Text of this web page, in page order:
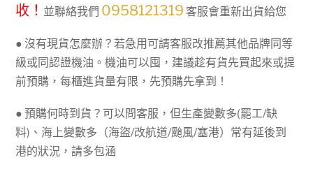
收！ 並聯絡我們 0958121319 客服會重新出貨給您
● 沒有現貨怎麼辦？若急用可請客服改推薦其他品牌同等
級或同認證機油。機油可以囤，建議趁有貨先買起來或提
前預購，每櫃進貨量有限，先預購先拿到！
● 預購何時到貨？可以問客服，但生產變數多(罷工/缺
料)、海上變數多（海盜/改航道/颱風/塞港）常有延後到
港的狀況，請多包涵